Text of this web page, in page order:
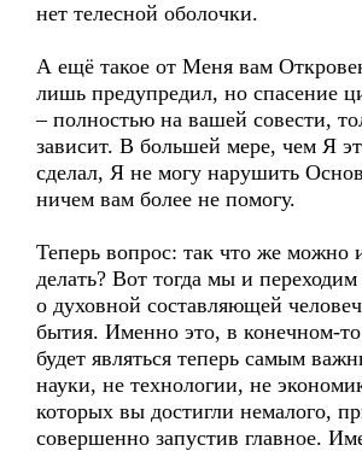
нет телесной оболочки.
А ещё такое от Меня вам
лишь предупредил, но спасение
– полностью на вашей совести,
зависит. В большей мере, чем Я
сделал, Я не могу нарушить
ничем вам более не помогу.
Теперь вопрос: так что же можно
делать? Вот тогда мы и переходим
о духовной составляющей
бытия. Именно это, в конечном-то
будет являться теперь самым
науки, не технологии, не
которых вы достигли немалого,
совершенно запустив главное.